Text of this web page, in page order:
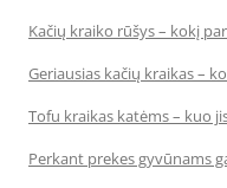
Kačių kraiko rūšys – kokį
Geriausias kačių kraikas –
Tofu kraikas katėms – kuo
Perkant prekes gyvūnams